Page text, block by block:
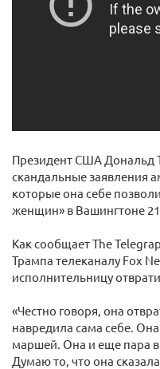
Президент США Дональд
скандальные заявления
которые она себе
женщин» в Вашингтоне
Как сообщает The
Трампа телеканалу Fox
исполнительницу
«Честно говоря, она
навредила сама себе.
маршей. Она и еще пара
Думаю то, что она